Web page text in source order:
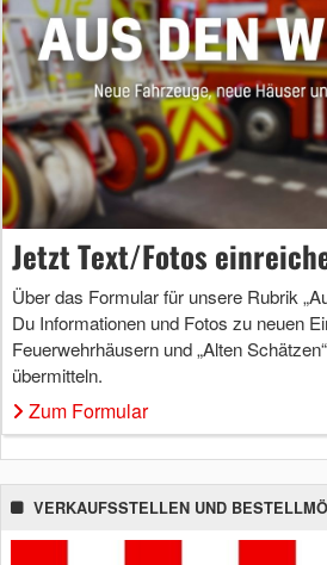
Jetzt Text/Fotos
Über das Formular für unsere Rubrik
Du Informationen und Fotos zu neuen
Feuerwehrhäusern und „Alten
übermitteln.
Zum Formular
VERKAUFSSTELLEN UND